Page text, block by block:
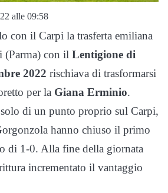
alle 09:58
con il Carpi la trasferta emiliana
(Parma) con il Lentigione di
2022 rischiava di trasformarsi
per la Giana Erminio.
di un punto proprio sul Carpi,
hanno chiuso il primo
di 1-0. Alla fine della giornata
incrementato il vantaggio